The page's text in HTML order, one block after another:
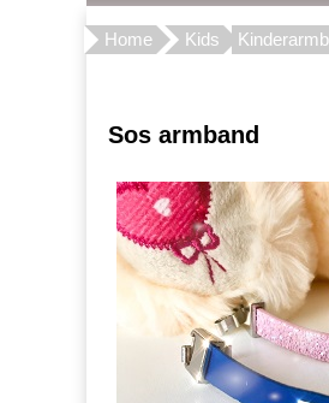
Home Kids
Sos armband